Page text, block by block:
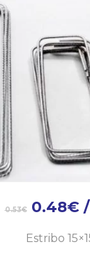
0.53€ 0.48€
Estribo